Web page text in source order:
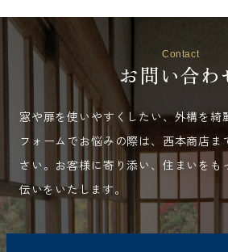
Contact
お問い合わ
窓や扉を使いやすくしたい、外構を綺
フォームでお悩みの際は、西本商店ま
さい。 お客様に寄り添い、住まいをも
伝いをいたします。